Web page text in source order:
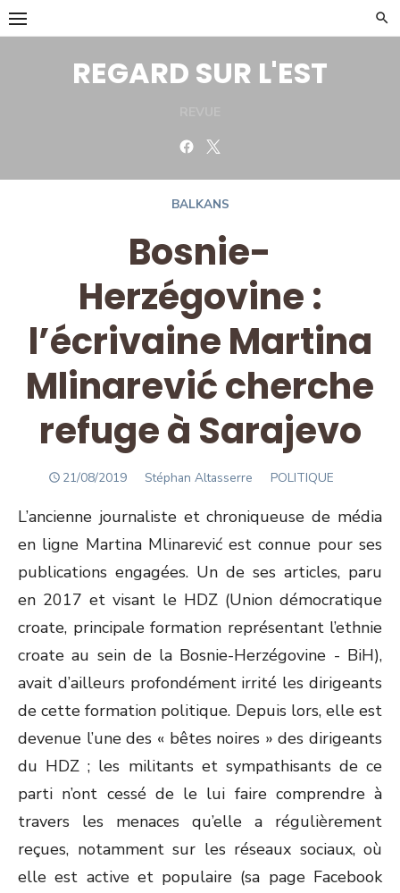
Skip
to
REGARD SUR L'EST
Facebook
BALKANS
Bosnie-
Herzégovine :
l’écrivaine Martina
Mlinarević cherche
refuge à Sarajevo
POSTED
21/08/2019 Author
Stéphan Altasserre POLITIQUE
L’ancienne journaliste et chroniqueuse de média
en ligne Martina Mlinarević est connue pour ses
publications engagées. Un de ses articles, paru
en 2017 et visant le HDZ (Union démocratique
croate, principale formation représentant l’ethnie
croate au sein de la Bosnie-Herzégovine - BiH),
avait d’ailleurs profondément irrité les dirigeants
de cette formation politique. Depuis lors, elle est
devenue l’une des « bêtes noires » des dirigeants
du HDZ ; les militants et sympathisants de ce
parti n’ont cessé de le lui faire comprendre à
travers les menaces qu’elle a régulièrement
reçues, notamment sur les réseaux sociaux, où
elle est active et populaire (sa page Facebook